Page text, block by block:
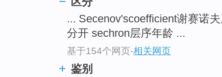
... Secenov'scoefficient谢赛诺
分开 sechron层序年龄 ...
基于154个网页-相关网页
鉴别